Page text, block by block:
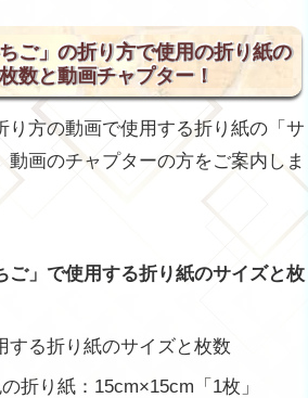
ご」の折り方で使用の折り紙の
数と動画チャプター！
り方の動画で使用する折り紙の「サ
動画のチャプターの方をご案内しま
ご」で使用する折り紙のサイズと枚
する折り紙のサイズと枚数
折り紙：15cm×15cm「1枚」